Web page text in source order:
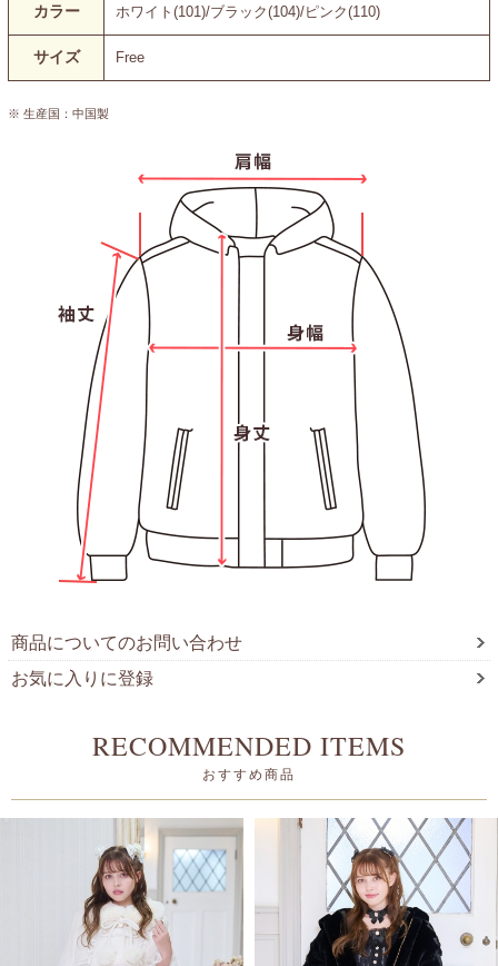
カラー ホワイト(101)/ブラック(104)/ピンク(110)
サイズ Free
※ 生産国：中国製
商品についてのお問い合わせ
お気に入りに登録
RECOMMENDED ITEMS
おすすめ商品